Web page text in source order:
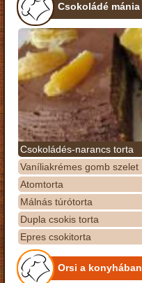
Csokoládé mánia
Csokoládés-narancs torta
Vaníliakrémes gomb szelet
Atomtorta
Málnás túrótorta
Dupla csokis torta
Epres csokitorta
Orsi a konyhában